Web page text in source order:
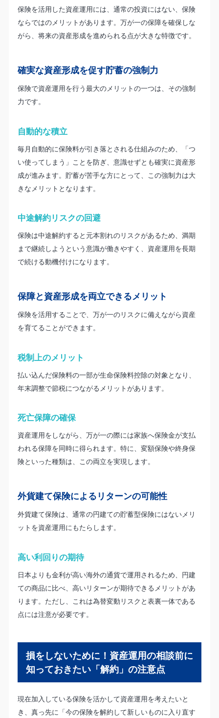
保険を活用した資産運用には、通常の投資にはない、保険
ならではのメリットがあります。万が一の保障を確保しな
がら、将来の資産形成を進められる点が大きな特徴です。
確実な資産形成を促す貯蓄の強制力
保険で資産運用を行う最大のメリットの一つは、その強制
力です。
自動的な積立
毎月自動的に保険料が引き落とされる仕組みのため、「つ
い使ってしまう」ことを防ぎ、意識せずとも確実に資産形
成が進みます。貯蓄が苦手な方にとって、この強制力は大
きなメリットとなります。
中途解約リスクの回避
保険は中途解約すると元本割れのリスクがあるため、満期
まで継続しようという意識が働きやすく、資産運用を長期
で続ける動機付けになります。
保障と資産形成を両立できるメリット
保険を活用することで、万が一のリスクに備えながら資産
を育てることができます。
税制上のメリット
払い込んだ保険料の一部が生命保険料控除の対象となり、
年末調整で節税につながるメリットがあります。
死亡保障の確保
資産運用をしながら、万が一の際には家族へ保険金が支払
われる保障を同時に得られます。特に、変額保険や終身保
険といった種類は、この両立を実現します。
外貨建て保険によるリターンの可能性
外貨建て保険は、通常の円建ての貯蓄型保険にはないメリ
ットを資産運用にもたらします。
高い利回りの期待
日本よりも金利が高い海外の通貨で運用されるため、円建
ての商品に比べ、高いリターンが期待できるメリットがあ
ります。ただし、これは為替変動リスクと表裏一体である
点には注意が必要です。
損をしないために！資産運用の相談前に
知っておきたい「解約」の注意点
現在加入している保険を活かして資産運用を考えたいと
き、真っ先に「今の保険を解約して新しいものに入り直す